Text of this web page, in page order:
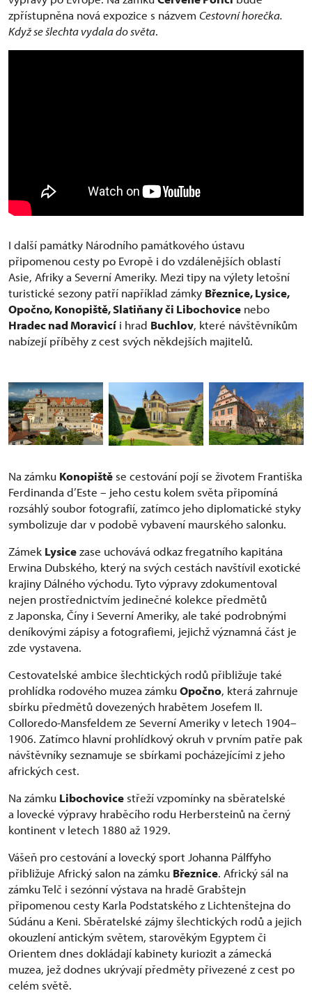
zpřístupněna nová expozice s názvem Cestovní horečka.
Když se šlechta vydala do světa.
I další památky Národního památkového ústavu
připomenou cesty po Evropě i do vzdálenějších oblastí
Asie, Afriky a Severní Ameriky. Mezi tipy na výlety letošní
turistické sezony patří například zámky Březnice, Lysice,
Opočno, Konopiště, Slatiňany či Libochovice nebo
Hradec nad Moravicí i hrad Buchlov, které návštěvníkům
nabízejí příběhy z cest svých někdejších majitelů.
Na zámku Konopiště se cestování pojí se životem Františka
Ferdinanda d’Este – jeho cestu kolem světa připomíná
rozsáhlý soubor fotografií, zatímco jeho diplomatické styky
symbolizuje dar v podobě vybavení maurského salonku.
Zámek Lysicezase uchovává odkaz fregatního kapitána
Erwina Dubského, který na svých cestách navštívil exotické
krajiny Dálného východu. Tyto výpravy zdokumentoval
nejen prostřednictvím jedinečné kolekce předmětů
z Japonska, Číny i Severní Ameriky, ale také podrobnými
deníkovými zápisy a fotografiemi, jejichž významná část je
zde vystavena.
Cestovatelské ambice šlechtických rodů přibližuje také
prohlídka rodového muzea zámkuOpočno, která zahrnuje
sbírku předmětů dovezených hrabětem Josefem II.
Colloredo-Mansfeldem ze Severní Ameriky v letech 1904–
1906. Zatímco hlavní prohlídkový okruh v prvním patře pak
návštěvníky seznamuje se sbírkami pocházejícími z jeho
afrických cest.
Na zámku Libochovice střeží vzpomínky na sběratelské
a lovecké výpravy hraběcího rodu Herbersteinů na černý
kontinent v letech 1880 až 1929.
Vášeň pro cestování a lovecký sport Johanna Pálffyho
přibližuje Africký salon na zámku Březnice. Africký sál na
zámku Telč i sezónní výstava na hradě Grabštejn
připomenou cesty Karla Podstatského z Lichtenštejna do
Súdánu a Keni. Sběratelské zájmy šlechtických rodů a jejich
okouzlení antickým světem, starověkým Egyptem či
Orientem dnes dokládají kabinety kuriozit a zámecká
muzea, jež dodnes ukrývají předměty přivezené z cest po
celém světě.